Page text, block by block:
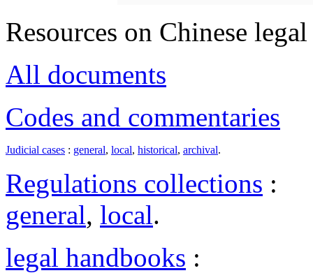
Resources on Chinese
All documents
Codes and commentaries
Judicial cases : general, local, historical, archival.
Regulations collections :
general, local.
legal handbooks :